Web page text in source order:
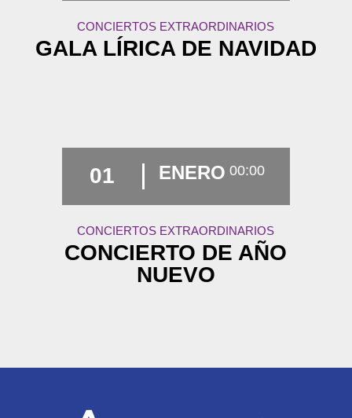
CONCIERTOS EXTRAORDINARIOS
GALA LÍRICA DE NAVIDAD
01 ENERO 00:00
CONCIERTOS EXTRAORDINARIOS
CONCIERTO DE AÑO
NUEVO